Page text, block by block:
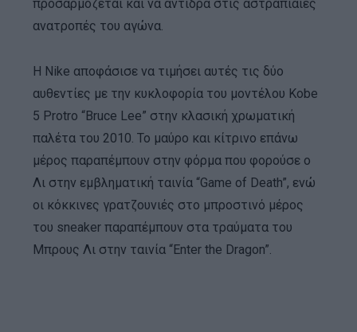
προσαρμόζεται και να αντιδρά στις αστραπιαίες
ανατροπές του αγώνα.
Η Nike αποφάσισε να τιμήσει αυτές τις δύο
αυθεντίες με την κυκλοφορία του μοντέλου Kobe
5 Protro “Bruce Lee” στην κλασική χρωματική
παλέτα του 2010. Το μαύρο και κίτρινο επάνω
μέρος παραπέμπουν στην φόρμα που φορούσε ο
Λι στην εμβληματική ταινία “Game of Death”, ενώ
οι κόκκινες γρατζουνιές στο μπροστινό μέρος
του sneaker παραπέμπουν στα τραύματα του
Μπρους Λι στην ταινία “Enter the Dragon”.